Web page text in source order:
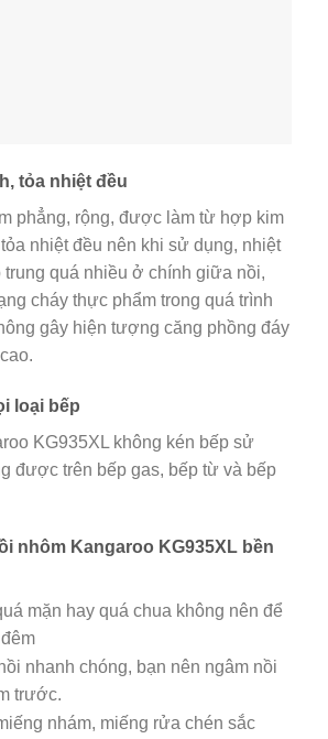
tỏa nhiệt đều
phẳng, rộng, được làm từ hợp kim
nhiệt đều nên khi sử dụng, nhiệt
trung quá nhiều ở chính giữa nồi,
cháy thực phẩm trong quá trình
gây hiện tượng căng phồng đáy
loại bếp
KG935XL không kén bếp sử
được trên bếp gas, bếp từ và bếp
nhôm Kangaroo KG935XL bền
mặn hay quá chua không nên để
nhanh chóng, bạn nên ngâm nồi
trước.
nhám, miếng rửa chén sắc